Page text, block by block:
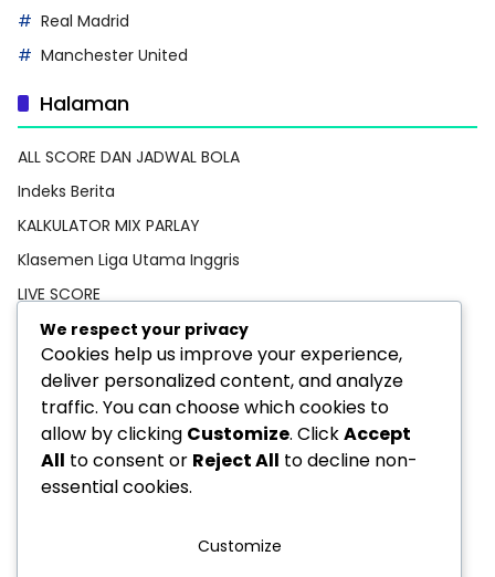
Real Madrid
Manchester United
Halaman
ALL SCORE DAN JADWAL BOLA
Indeks Berita
KALKULATOR MIX PARLAY
Klasemen Liga Utama Inggris
LIVE SCORE
Pedoman Media Siber
PREDIKSI BOLA
Privacy Policy
STATISTIK PEMAIN
TEBAK SKOR
We respect your privacy
Cookies help us improve your experience,
deliver personalized content, and analyze
traffic. You can choose which cookies to
allow by clicking Customize. ClickAccept
All to consent or Reject All to decline non-
essential cookies.
Customize